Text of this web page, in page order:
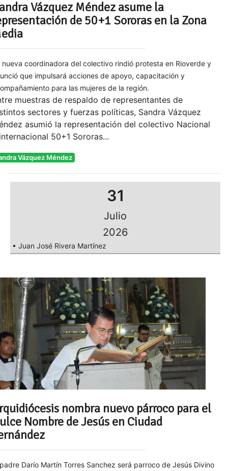
Vázquez Méndez asume la
de 50+1 Sororas en la Zona
nueva coordinadora del colectivo rindió protesta en Rioverde y
que impulsará acciones de apoyo, capacitación y
para las mujeres de la región.
muestras de respaldo de representantes de
sectores y fuerzas políticas, Sandra Vázquez
asumió la representación del colectivo Nacional
50+1 Sororas...
Vázquez Méndez
31
Julio
2026
• Juan José Rivera Martínez
nombra nuevo párroco para el
Nombre de Jesús en Ciudad
Darío Martín Torres Sanchez será parroco de Jesús Divino